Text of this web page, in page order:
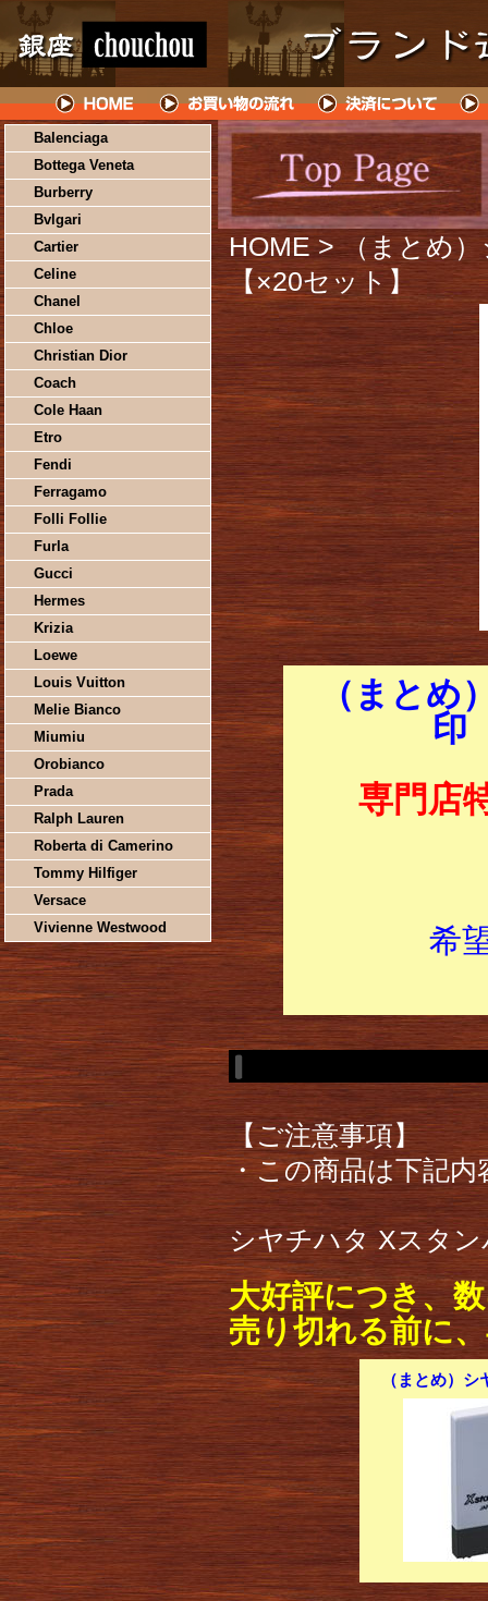
Balenciaga
Bottega Veneta
Burberry
Bvlgari
Cartier
Celine
Chanel
Chloe
Christian Dior
Coach
Cole Haan
Etro
Fendi
Ferragamo
Folli Follie
Furla
Gucci
Hermes
Krizia
Loewe
Louis Vuitton
Melie Bianco
Miumiu
Orobianco
Prada
Ralph Lauren
Roberta di Camerino
Tommy Hilfiger
Versace
Vivienne Westwood
HOME > （まとめ
【×20セット】
（まとめ
印
専門店
希
【ご注意事項】
・この商品は下記
シヤチハタ Xスタ
大好評につき、
売り切れる前に
（まとめ）